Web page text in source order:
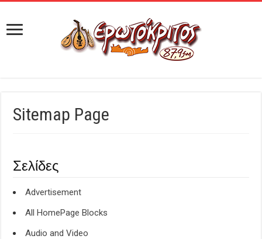
Sitemap Page
Σελίδες
Advertisement
All HomePage Blocks
Audio and Video